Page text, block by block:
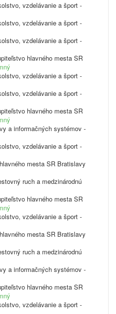
vzdelávanie a šport -
vzdelávanie a šport -
vzdelávanie a šport -
hlavného mesta SR
vzdelávanie a šport -
vzdelávanie a šport -
hlavného mesta SR
a informačných systémov -
vzdelávanie a šport -
mesta SR Bratislavy
ruch a medzinárodnú
hlavného mesta SR
vzdelávanie a šport -
mesta SR Bratislavy
ruch a medzinárodnú
a informačných systémov -
hlavného mesta SR
vzdelávanie a šport -